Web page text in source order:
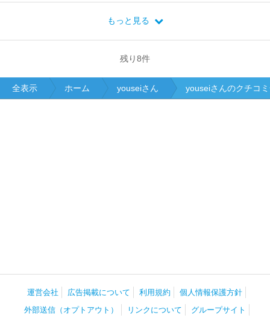
もっと見る
残り8件
全表示 ホーム youseiさん youseiさんのクチコ
運営会社 広告掲載について 利用規約
個人情報保護方針
外部送信（オプトアウト）
リンクについて グループサイト